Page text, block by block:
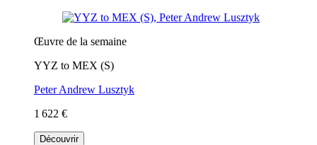
Œuvre de la semaine
YYZ to MEX (S)
Peter Andrew Lusztyk
1 622 €
Découvrir